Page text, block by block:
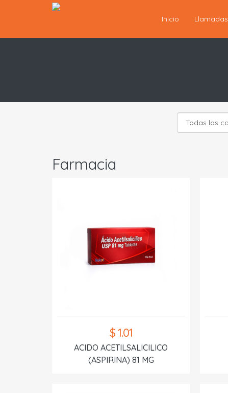
Inicio Llamadas
Farmacia
$ 1.01
ACIDO ACETILSALICILICO
(ASPIRINA) 81 MG